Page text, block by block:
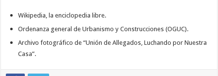
Wikipedia, la enciclopedia libre.
Ordenanza general de Urbanismo y Construcciones (OGUC).
Archivo fotográfico de “Unión de Allegados, Luchando por Nuestra
Casa”.